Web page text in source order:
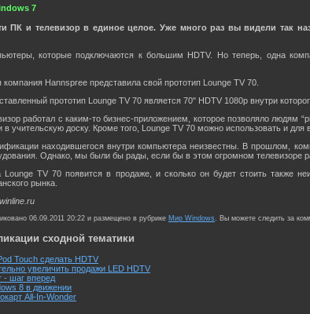
7
ПК и телевизор в единое целое. Уже много раз вы видели так
которые подключаются к большим HDTV. Но теперь, одна
Hannspree представила свой прототип Lounge TV 70.
прототип Lounge TV 70 является 70" HDTV 1080p внутри
работал с каким-то бизнес-приложением, которое позволяло людям
в учительскую доску. Кроме того, Lounge TV 70 можно использовать и для
находившегося внутри компьютера неизвестны. В прошлом,
Однако, мы были бы рады, если бы в этом огромном телевизоре
Lounge TV 70 появится в продаже, и сколько он будет стоить также
рынка.
06.09.2011 20:22 и размещено в рубрике Мир Windows. Вы можете следить за
сходной тематики
Touch сделать HDTV
увеличить продажи LED HDTV
- шаг вперед
8 в движении
All-In-Wonder